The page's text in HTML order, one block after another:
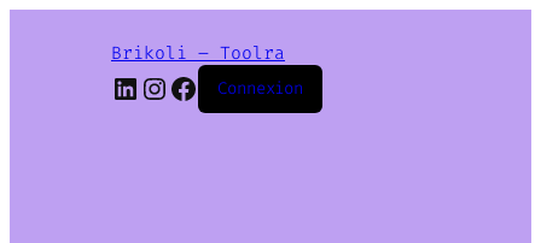
Brikoli – Toolra
LinkedIn
Instagram
Facebook
Connexion